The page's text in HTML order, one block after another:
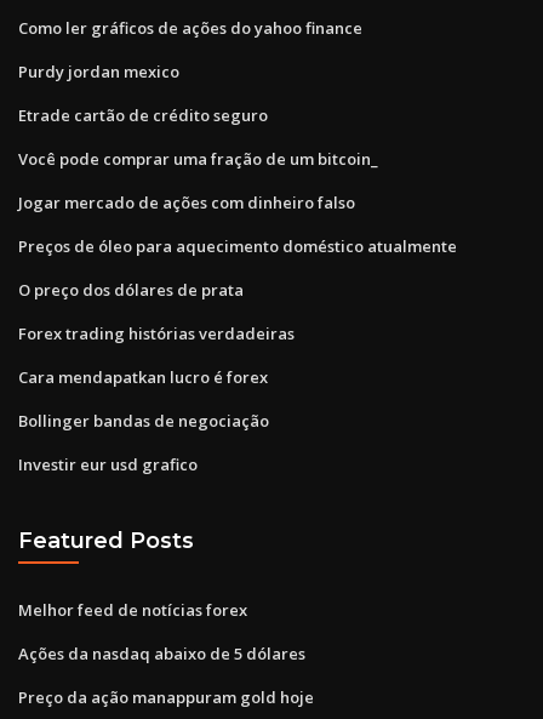
Como ler gráficos de ações do yahoo finance
Purdy jordan mexico
Etrade cartão de crédito seguro
Você pode comprar uma fração de um bitcoin_
Jogar mercado de ações com dinheiro falso
Preços de óleo para aquecimento doméstico atualmente
O preço dos dólares de prata
Forex trading histórias verdadeiras
Cara mendapatkan lucro é forex
Bollinger bandas de negociação
Investir eur usd grafico
Featured Posts
Melhor feed de notícias forex
Ações da nasdaq abaixo de 5 dólares
Preço da ação manappuram gold hoje